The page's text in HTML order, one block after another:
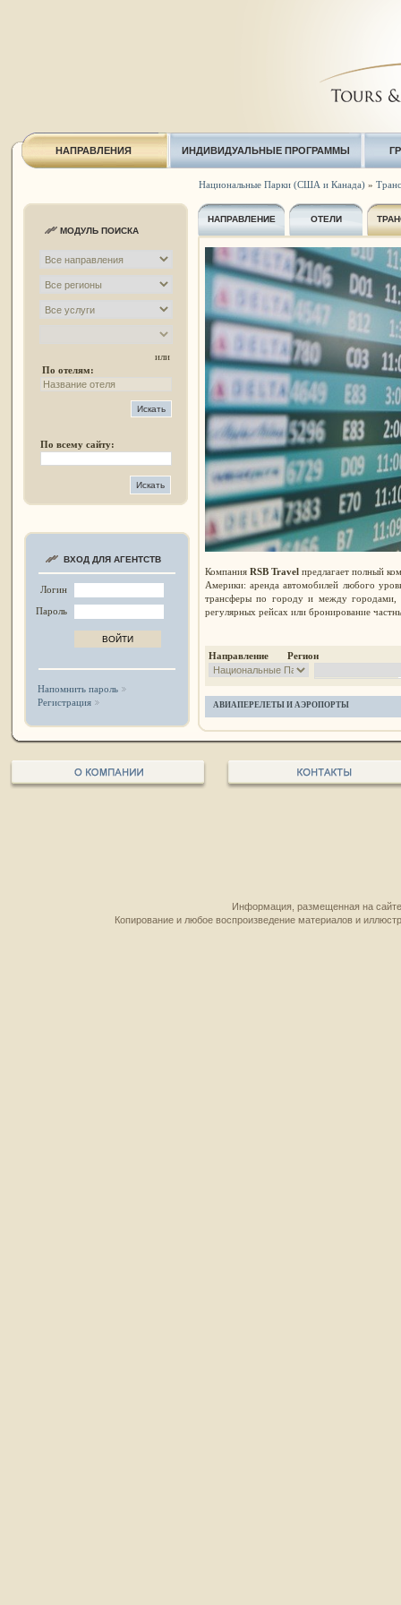
НАПРАВЛЕНИЯ ИНДИВИДУАЛЬНЫЕ ПРОГРАММЫ
МОДУЛЬ ПОИСКА
или
По отелям:
По всему сайту:
ВХОД ДЛЯ АГЕНТСТВ
Логин
Пароль
Напомнить пароль
Регистрация
Национальные Парки (США и Канада)»
НАПРАВЛЕНИЕ ОТЕЛИ
Компания RSB Travelпредлагает полный
Америки: аренда автомобилей любого
трансферы по городу и между городами,
регулярных рейсах или бронирование
Направление Регион
АВИАПЕРЕЛЕТЫ И АЭРОПОРТЫ
Информация, размещенная на
Копирование и любое воспроизведение материалов и